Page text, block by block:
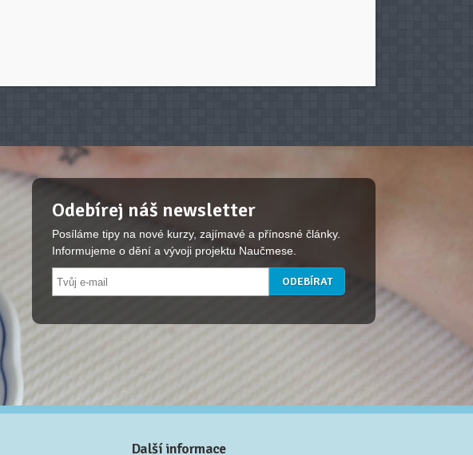
Odebírej náš newsletter
Posíláme tipy na nové kurzy, zajímavé a přínosné články.
Informujeme o dění a vývoji projektu Naučmese.
Další informace